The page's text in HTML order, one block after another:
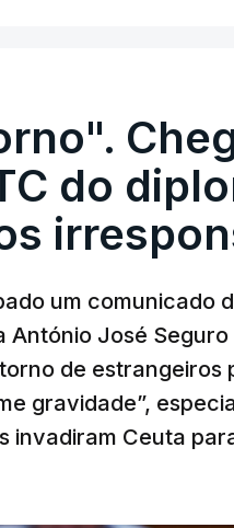
do
um comunicado
António José
de estrangeiros
gravidade”,
invadiram Ceuta